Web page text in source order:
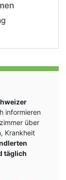
informieren
über
Krankheit
täglich